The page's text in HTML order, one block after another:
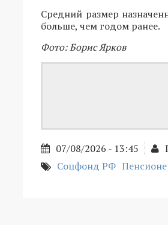
Средний размер
больше, чем годом ранее.
Фото: Борис Ярков
07/08/2026 - 13:45
Соцфонд РФ